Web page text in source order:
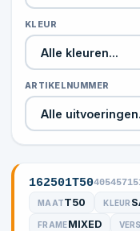
KLEUR
ARTIKELNUMMER
162501T50
MAATT50 KLEUR
FRAMEMIXED